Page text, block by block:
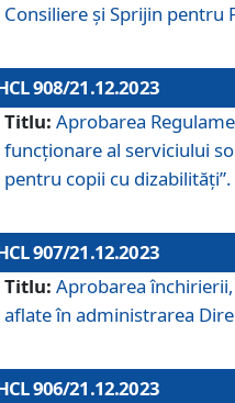
Consiliere şi Sprijin pentru
908/21.12.2023
Titlu: Aprobarea
funcţionare al serviciului
pentru copii cu dizabilități”.
907/21.12.2023
Titlu: Aprobarea
aflate în administrarea
906/21.12.2023